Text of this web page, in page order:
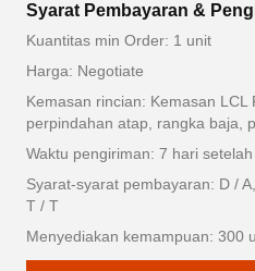
Syarat Pembayaran &
Kuantitas min Order: 1 unit
Harga: Negotiate
Kemasan rincian: Kemasan LCL
perpindahan atap, rangka baja,
Waktu pengiriman: 7 hari
Syarat-syarat pembayaran: D /
T / T
Menyediakan kemampuan: 300